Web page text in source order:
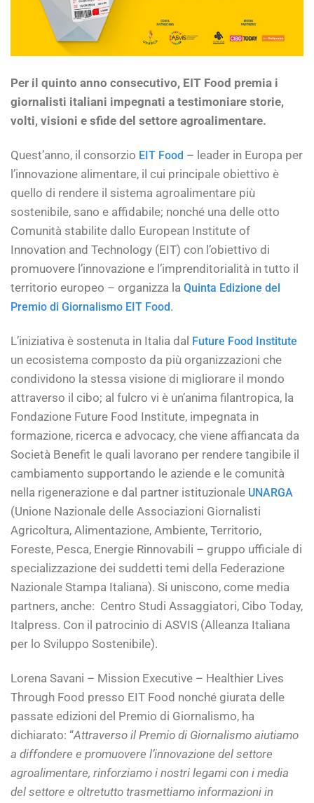
Per il quinto anno consecutivo, EIT Food premia i
giornalisti italiani impegnati a testimoniare storie,
volti, visioni e sfide del settore agroalimentare.
Quest’anno, il consorzio EIT Food – leader in Europa per
l’innovazione alimentare, il cui principale obiettivo è
quello di rendere il sistema agroalimentare più
sostenibile, sano e affidabile; nonché una delle otto
Comunità stabilite dallo European Institute of
Innovation and Technology (EIT) con l’obiettivo di
promuovere l’innovazione e l’imprenditorialità in tutto il
territorio europeo – organizza la Quinta Edizione del
Premio di Giornalismo EIT Food.
L’iniziativa è sostenuta in Italia dal Future Food Institute
un ecosistema composto da più organizzazioni che
condividono la stessa visione di migliorare il mondo
attraverso il cibo; al fulcro vi è un’anima filantropica, la
Fondazione Future Food Institute, impegnata in
formazione, ricerca e advocacy, che viene affiancata da
Società Benefit le quali lavorano per rendere tangibile il
cambiamento supportando le aziende e le comunità
nella rigenerazione e dal partner istituzionale UNARGA
(Unione Nazionale delle Associazioni Giornalisti
Agricoltura, Alimentazione, Ambiente, Territorio,
Foreste, Pesca, Energie Rinnovabili – gruppo ufficiale di
specializzazione dei suddetti temi della Federazione
Nazionale Stampa Italiana). Si uniscono, come media
partners, anche: Centro Studi Assaggiatori, Cibo Today,
Italpress. Con il patrocinio di ASVIS (Alleanza Italiana
per lo Sviluppo Sostenibile).
Lorena Savani – Mission Executive – Healthier Lives
Through Food presso EIT Food nonché giurata delle
passate edizioni del Premio di Giornalismo, ha
dichiarato: “Attraverso il Premio di Giornalismo aiutiamo
a diffondere e promuovere l’innovazione del settore
agroalimentare, rinforziamo i nostri legami con i media
del settore e oltretutto trasmettiamo informazioni in